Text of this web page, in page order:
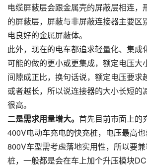
电缆屏蔽层会跟金属壳的屏蔽层相连，
的屏蔽层，屏蔽与非屏蔽连接器主要区
电良好的金属屏蔽体。
此外，现在的电车都追求轻量化、集成
可能的做的更小或更集成，额定电压大
间隙成正比，换句话说，额定电压要求
或者越长，所以说连接器的大小长短的
很高。
二是需求用量增大。 首先目前市面上的
400V电动车充电的快充桩，电压最高
800V车型需考虑落地实用性，所以要
桩，一般都是会在车上加个升压模块